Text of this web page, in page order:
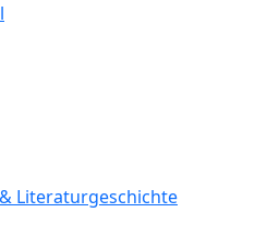
Literaturgeschichte